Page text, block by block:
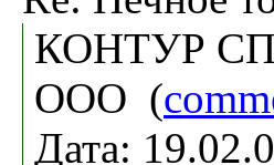
КОНТУР
ООО (
Дата: